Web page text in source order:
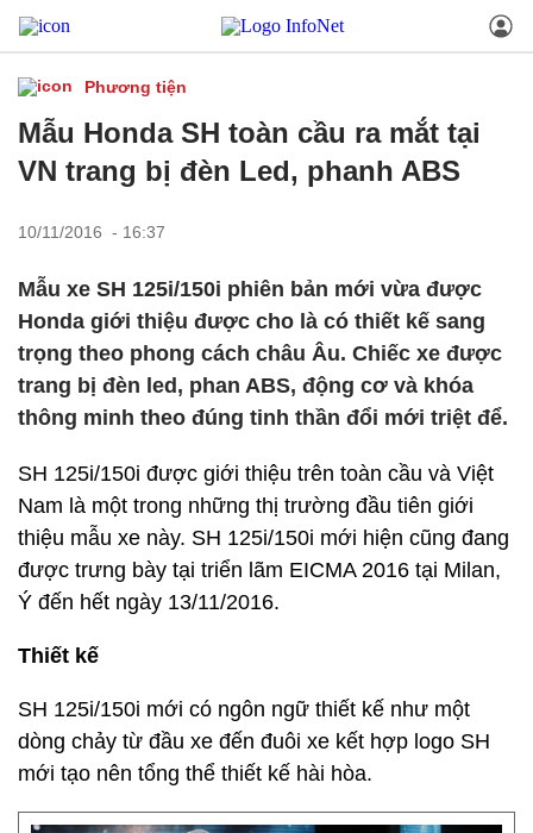
Phương tiện
Mẫu Honda SH toàn cầu ra mắt tại
VN trang bị đèn Led, phanh ABS
10/11/2016 - 16:37
Mẫu xe SH 125i/150i phiên bản mới vừa được
Honda giới thiệu được cho là có thiết kế sang
trọng theo phong cách châu Âu. Chiếc xe được
trang bị đèn led, phan ABS, động cơ và khóa
thông minh theo đúng tinh thần đổi mới triệt để.
SH 125i/150i được giới thiệu trên toàn cầu và Việt
Nam là một trong những thị trường đầu tiên giới
thiệu mẫu xe này. SH 125i/150i mới hiện cũng đang
được trưng bày tại triển lãm EICMA 2016 tại Milan,
Ý đến hết ngày 13/11/2016.
Thiết kế
SH 125i/150i mới có ngôn ngữ thiết kế như một
dòng chảy từ đầu xe đến đuôi xe kết hợp logo SH
mới tạo nên tổng thể thiết kế hài hòa.